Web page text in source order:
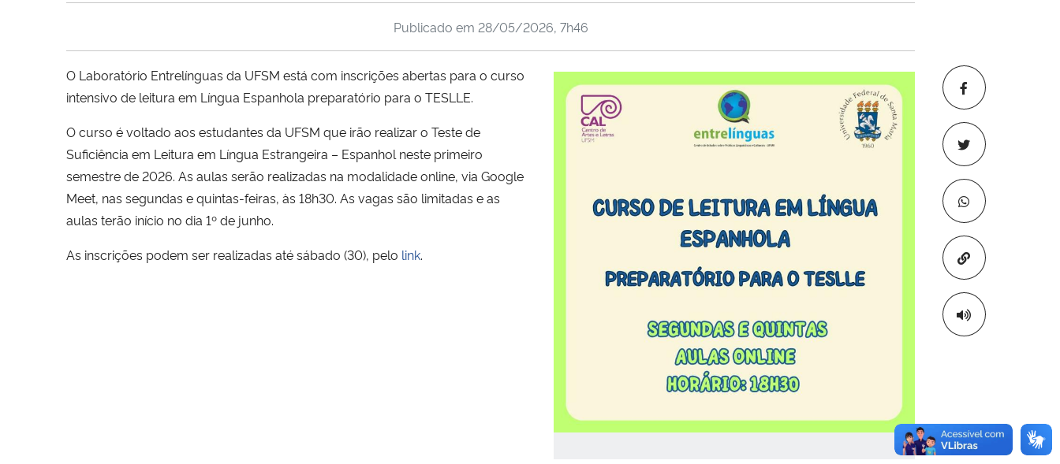
Copiar para
Publicado em 28/05/2026, 7h46
O Laboratório Entrelínguas da UFSM está com inscrições abertas para o curso
intensivo de leitura em Língua Espanhola preparatório para o TESLLE.
O curso é voltado aos estudantes da UFSM que irão realizar o Teste de
Suficiência em Leitura em Língua Estrangeira – Espanhol neste primeiro
semestre de 2026. As aulas serão realizadas na modalidade online, via Google
Meet, nas segundas e quintas-feiras, às 18h30. As vagas são limitadas e as
aulas terão início no dia 1º de junho.
As inscrições podem ser realizadas até sábado (30), pelo link.